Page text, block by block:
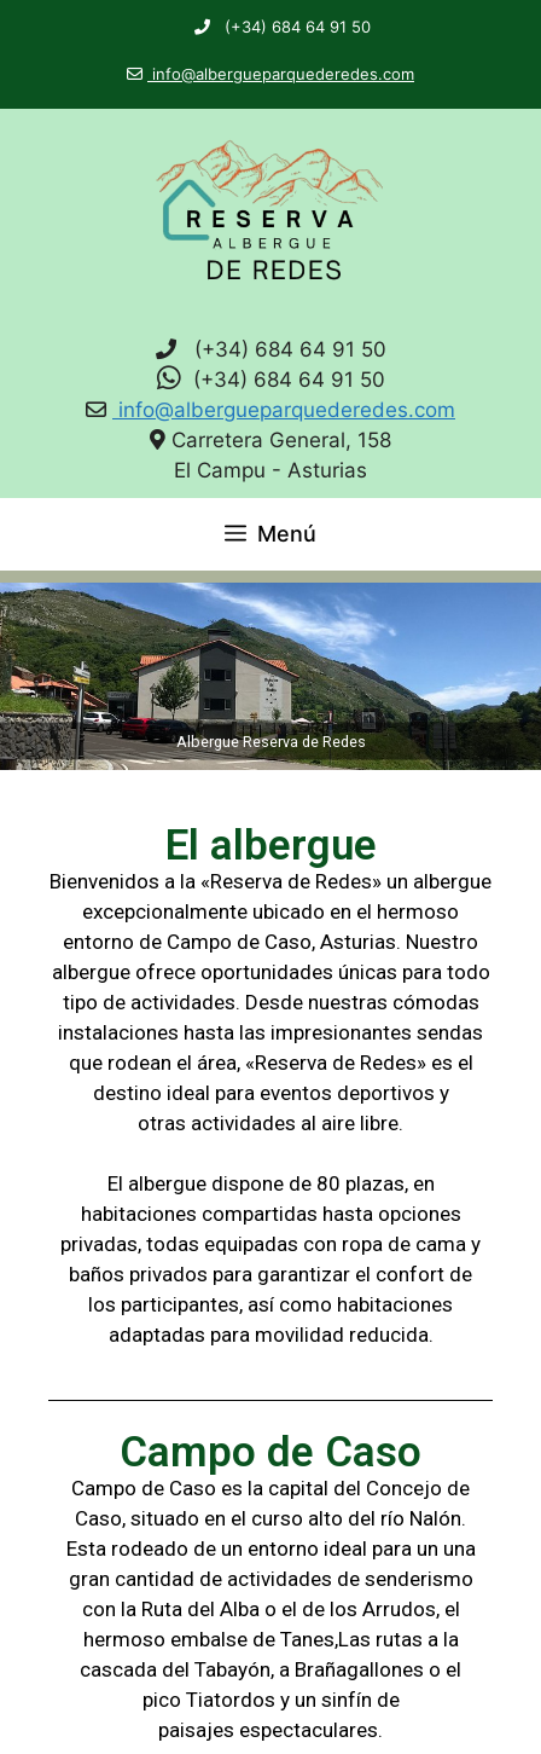
(+34) 684 64 91 50
info@albergueparquederedes.com
(+34) 684 64 91 50
(+34) 684 64 91 50
info@albergueparquederedes.com
Carretera General, 158
El Campu - Asturias
Menú
Albergue Reserva de Redes
El albergue
Bienvenidos a la «Reserva de Redes» un albergue
excepcionalmente ubicado en el hermoso
entorno de Campo de Caso, Asturias. Nuestro
albergue ofrece oportunidades únicas para todo
tipo de actividades. Desde nuestras cómodas
instalaciones hasta las impresionantes sendas
que rodean el área, «Reserva de Redes» es el
destino ideal para eventos deportivos y
otras actividades al aire libre.
El albergue dispone de 80 plazas, en
habitaciones compartidas hasta opciones
privadas, todas equipadas con ropa de cama y
baños privados para garantizar el confort de
los participantes, así como habitaciones
adaptadas para movilidad reducida.
Campo de Caso
Campo de Caso es la capital del Concejo de
Caso, situado en el curso alto del río Nalón.
Esta rodeado de un entorno ideal para un una
gran cantidad de actividades de senderismo
con la Ruta del Alba o el de los Arrudos, el
hermoso embalse de Tanes,Las rutas a la
cascada del Tabayón, a Brañagallones o el
pico Tiatordos y un sinfín de
paisajes espectaculares.